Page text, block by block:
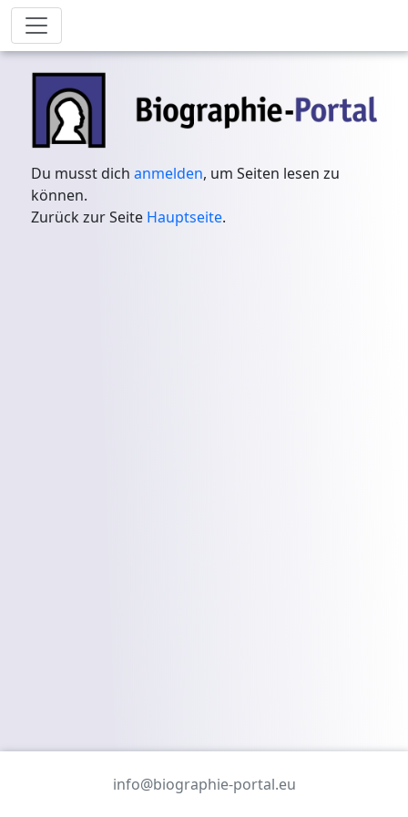
Du musst dichanmelden, um Seiten lesen zu
können.
Zurück zur Seite Hauptseite.
info@biographie-portal.eu